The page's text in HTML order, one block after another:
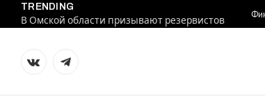
TRENDING
В Омской области призывают резервистов
VKontakteTelegram